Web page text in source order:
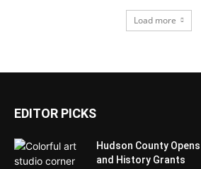
Load more
EDITOR PICKS
Hudson County
and History Grants